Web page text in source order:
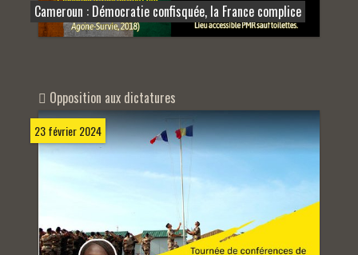
Cameroun : Démocratie confisquée, la France complice
Opposition aux dictatures
23 février 2024